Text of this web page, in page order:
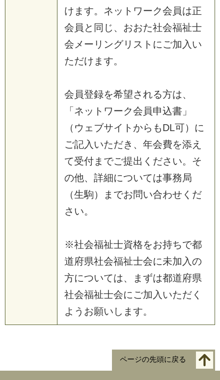
けます。ネットワーク会員は正
会員と同じ、おおた社会福祉士
会メーリングリストにご加入い
ただけます。
会員登録を希望される方は、
「ネットワーク会員申込書」
（ウェブサイトからもDL可）に
ご記入いただき、年会費を添え
て受付までご提出ください。そ
の他、詳細については事務局
（生駒）までお問い合わせくだ
さい。
※社会福祉士資格をお持ちで都
道府県社会福祉士会に未加入の
方については、まずは都道府県
社会福祉士会にご加入いただく
ようお願いします。
ページの先頭に戻る